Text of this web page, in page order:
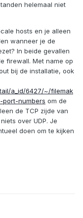
helemaal niet
hosts en je alleen
wanneer je de
In beide gevallen
firewall. Met name op
bij de installatie, ook
a_id/6427/~/filemak
port-numbers om de
de TCP zijde van
over UDP. Je
doen om te kijken